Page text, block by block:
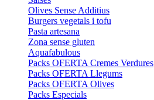
Olives Sense Additius
Burgers vegetals i tofu
Pasta artesana
Zona sense gluten
Aquafabulous
Packs OFERTA Cremes Verdures
Packs OFERTA Llegums
Packs OFERTA Olives
Packs Especials